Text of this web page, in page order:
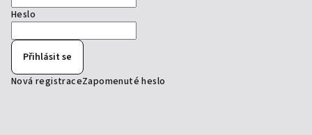
Heslo
Přihlásit se
Nová registraceZapomenuté heslo